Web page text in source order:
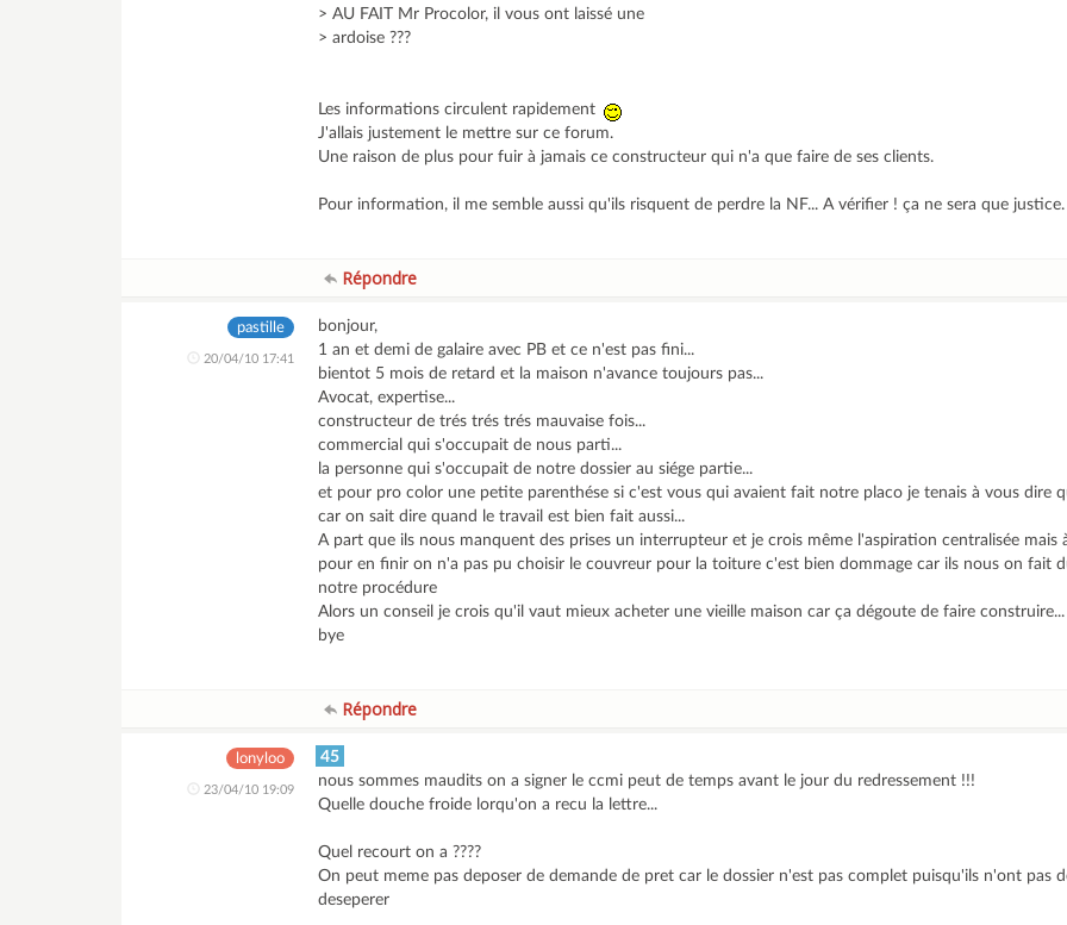
> AU FAIT Mr Procolor, il vous ont laissé une
> ardoise ???
Les informations circulent rapidement
J'allais justement le mettre sur ce forum.
Une raison de plus pour fuir à jamais ce constructeur qui n'a que faire de ses clients.
Pour information, il me semble aussi qu'ils risquent de perdre la NF... A vérifier ! ça ne sera que justice.
Répondre
pastille
20/04/10 17:41
bonjour,
1 an et demi de galaire avec PB et ce n'est pas fini...
bientot 5 mois de retard et la maison n'avance toujours pas...
Avocat, expertise...
constructeur de trés trés trés mauvaise fois...
commercial qui s'occupait de nous parti...
la personne qui s'occupait de notre dossier au siége partie...
et pour pro color une petite parenthése si c'est vous qui avaient fait notre placo je tenais à vous dire
car on sait dire quand le travail est bien fait aussi...
A part que ils nous manquent des prises un interrupteur et je crois même l'aspiration centralisée mais
pour en finir on n'a pas pu choisir le couvreur pour la toiture c'est bien dommage car ils nous on fait
notre procédure
Alors un conseil je crois qu'il vaut mieux acheter une vieille maison car ça dégoute de faire construire...
bye
Répondre
lonyloo
23/04/10 19:09
45
nous sommes maudits on a signer le ccmi peut de temps avant le jour du redressement !!!
Quelle douche froide lorqu'on a recu la lettre...
Quel recourt on a ????
On peut meme pas deposer de demande de pret car le dossier n'est pas complet puisqu'ils n'ont pas
deseperer